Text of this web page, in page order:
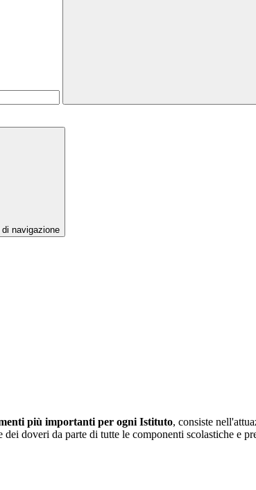
di navigazione
più importanti per ogni Istituto, consiste
doveri da parte di tutte le componenti scolastiche e